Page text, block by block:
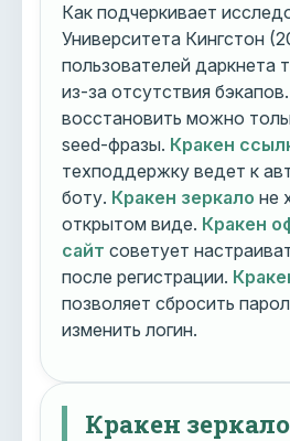
Как подчеркивает
Университета Кингстон
пользователей даркнета
из-за отсутствия бэкапов.
восстановить можно
seed-фразы. Кракен
техподдержку ведет к
боту. Кракен зеркало не
открытом виде. Кракен
сайт советует
после регистрации.
позволяет сбросить
изменить логин.
Кракен